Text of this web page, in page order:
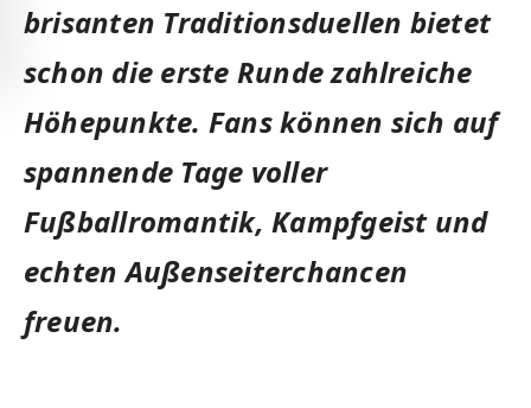
brisanten Traditionsduellen bietet
schon die erste Runde zahlreiche
Höhepunkte. Fans können sich auf
spannende Tage voller
Fußballromantik, Kampfgeist und
echten Außenseiterchancen
freuen.